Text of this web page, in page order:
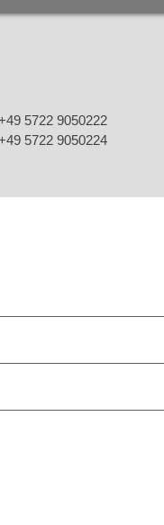
5722 9050222
5722 9050224